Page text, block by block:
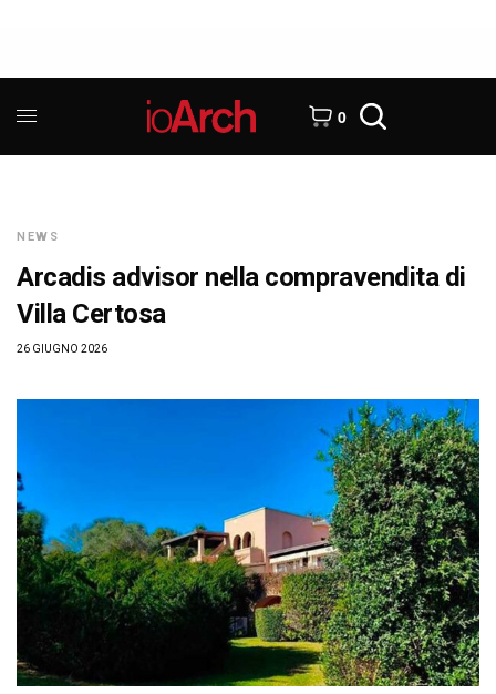
0
NEWS
Arcadis advisor nella compravendita di
Villa Certosa
26 GIUGNO 2026